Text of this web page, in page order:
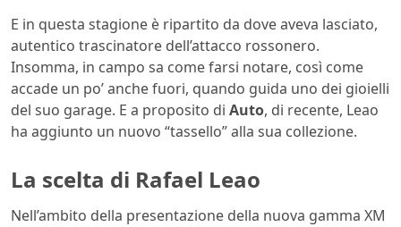
E in questa stagione è ripartito da dove aveva lasciato,
autentico trascinatore dell’attacco rossonero.
Insomma, in campo sa come farsi notare, così come
accade un po’ anche fuori, quando guida uno dei gioielli
del suo garage. E a proposito di Auto, di recente, Leao
ha aggiunto un nuovo “tassello” alla sua collezione.
La scelta di Rafael Leao
Nell’ambito della presentazione della nuova gamma XM